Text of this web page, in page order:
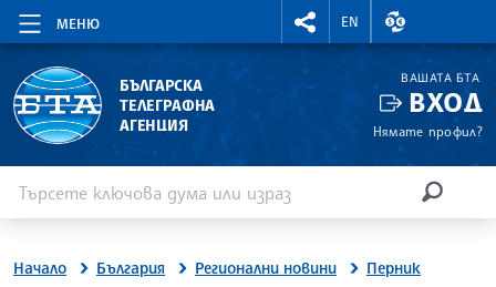
МЕНЮ
RIGHTMENU.SOCIAL
EN
ВАЛУТНИ
БЪЛГАРСКА
ТЕЛЕГРАФНА
АГЕНЦИЯ
ВАШАТА БТА
ВХОД
Нямате профил?
Начало България Регионални новини Перник